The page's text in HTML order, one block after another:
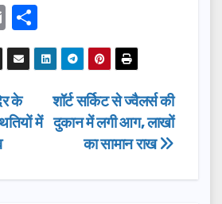
E
m
ail
h
ar
शॉर्ट सर्किट से ज्वैलर्स की
दुकान में लगी आग, लाखों
का सामान राख
के
में